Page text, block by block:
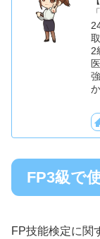
2
FP3級で
FP技能検定に関